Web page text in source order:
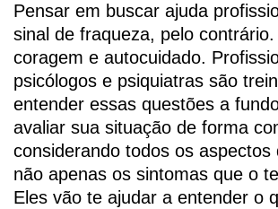
Pensar em buscar ajuda
sinal de fraqueza, pelo
coragem e autocuidado.
psicólogos e psiquiatras são
entender essas questões a
avaliar sua situação de forma
considerando todos os aspectos
não apenas os sintomas que o
Eles vão te ajudar a entender o